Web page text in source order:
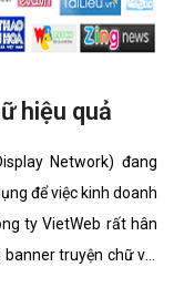
hiệu quả
Network) đang
để việc kinh doanh
ty VietWeb rất hân
truyện chữ với